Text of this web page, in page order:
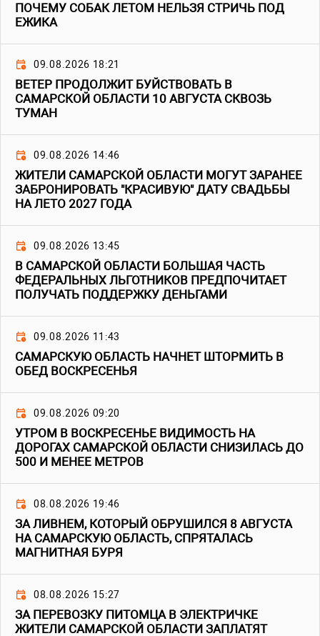
ПОЧЕМУ СОБАК ЛЕТОМ НЕЛЬЗЯ СТРИЧЬ ПОД
ЕЖИКА
09.08.2026 18:21
ВЕТЕР ПРОДОЛЖИТ БУЙСТВОВАТЬ В
САМАРСКОЙ ОБЛАСТИ 10 АВГУСТА СКВОЗЬ
ТУМАН
09.08.2026 14:46
ЖИТЕЛИ САМАРСКОЙ ОБЛАСТИ МОГУТ ЗАРАНЕЕ
ЗАБРОНИРОВАТЬ "КРАСИВУЮ" ДАТУ СВАДЬБЫ
НА ЛЕТО 2027 ГОДА
09.08.2026 13:45
В САМАРСКОЙ ОБЛАСТИ БОЛЬШАЯ ЧАСТЬ
ФЕДЕРАЛЬНЫХ ЛЬГОТНИКОВ ПРЕДПОЧИТАЕТ
ПОЛУЧАТЬ ПОДДЕРЖКУ ДЕНЬГАМИ
09.08.2026 11:43
САМАРСКУЮ ОБЛАСТЬ НАЧНЕТ ШТОРМИТЬ В
ОБЕД ВОСКРЕСЕНЬЯ
09.08.2026 09:20
УТРОМ В ВОСКРЕСЕНЬЕ ВИДИМОСТЬ НА
ДОРОГАХ САМАРСКОЙ ОБЛАСТИ СНИЗИЛАСЬ ДО
500 И МЕНЕЕ МЕТРОВ
08.08.2026 19:46
ЗА ЛИВНЕМ, КОТОРЫЙ ОБРУШИЛСЯ 8 АВГУСТА
НА САМАРСКУЮ ОБЛАСТЬ, СПРЯТАЛАСЬ
МАГНИТНАЯ БУРЯ
08.08.2026 15:27
ЗА ПЕРЕВОЗКУ ПИТОМЦА В ЭЛЕКТРИЧКЕ
ЖИТЕЛИ САМАРСКОЙ ОБЛАСТИ ЗАПЛАТЯТ